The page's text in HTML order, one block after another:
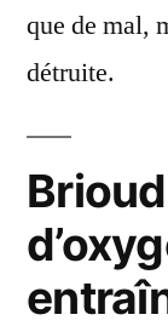
que de mal,
détruite.